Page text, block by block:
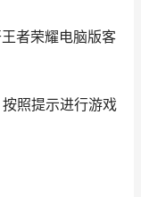
者荣耀电脑版客
照提示进行游戏